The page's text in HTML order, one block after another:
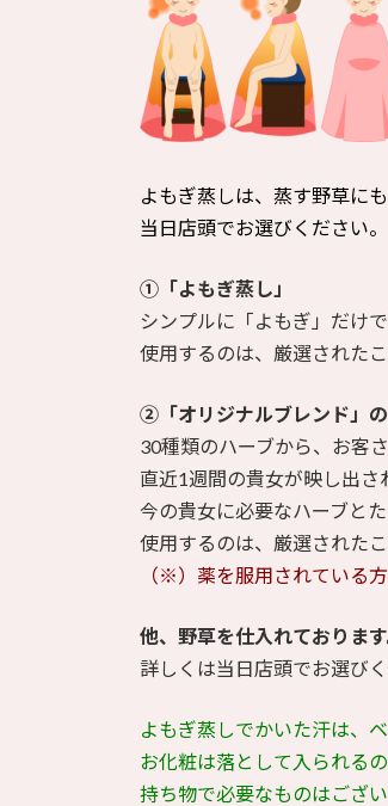
よもぎ蒸しは、蒸す野草に
当日店頭でお選びください。
①「よもぎ蒸し」
シンプルに「よもぎ」だけで
使用するのは、厳選された
②「オリジナルブレンド」
30種類のハーブから、お客
直近1週間の貴女が映し出さ
今の貴女に必要なハーブと
使用するのは、厳選された
（※）薬を服用されている
他、野草を仕入れております
詳しくは当日店頭でお選びく
よもぎ蒸しでかいた汗は、
お化粧は落として入られる
持ち物で必要なものはござ